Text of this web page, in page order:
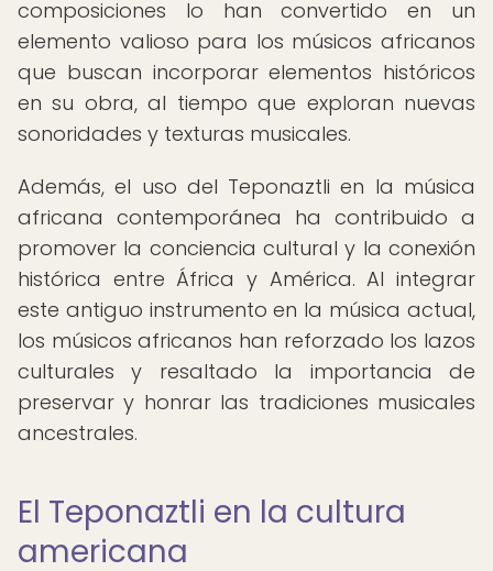
composiciones lo han convertido en un
elemento valioso para los músicos africanos
que buscan incorporar elementos históricos
en su obra, al tiempo que exploran nuevas
sonoridades y texturas musicales.
Además, el uso del Teponaztli en la música
africana contemporánea ha contribuido a
promover la conciencia cultural y la conexión
histórica entre África y América. Al integrar
este antiguo instrumento en la música actual,
los músicos africanos han reforzado los lazos
culturales y resaltado la importancia de
preservar y honrar las tradiciones musicales
ancestrales.
El Teponaztli en la cultura
americana